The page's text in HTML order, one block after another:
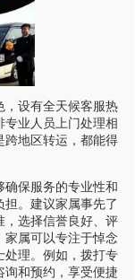
，设有全天候客服热
业人员上门处理相
跨地区转运，都能得
保服务的专业性和
。建议家属事先了
，选择信誉良好、评
属可以专注于悼念
处理。例如，拨打专
和预约，享受便捷